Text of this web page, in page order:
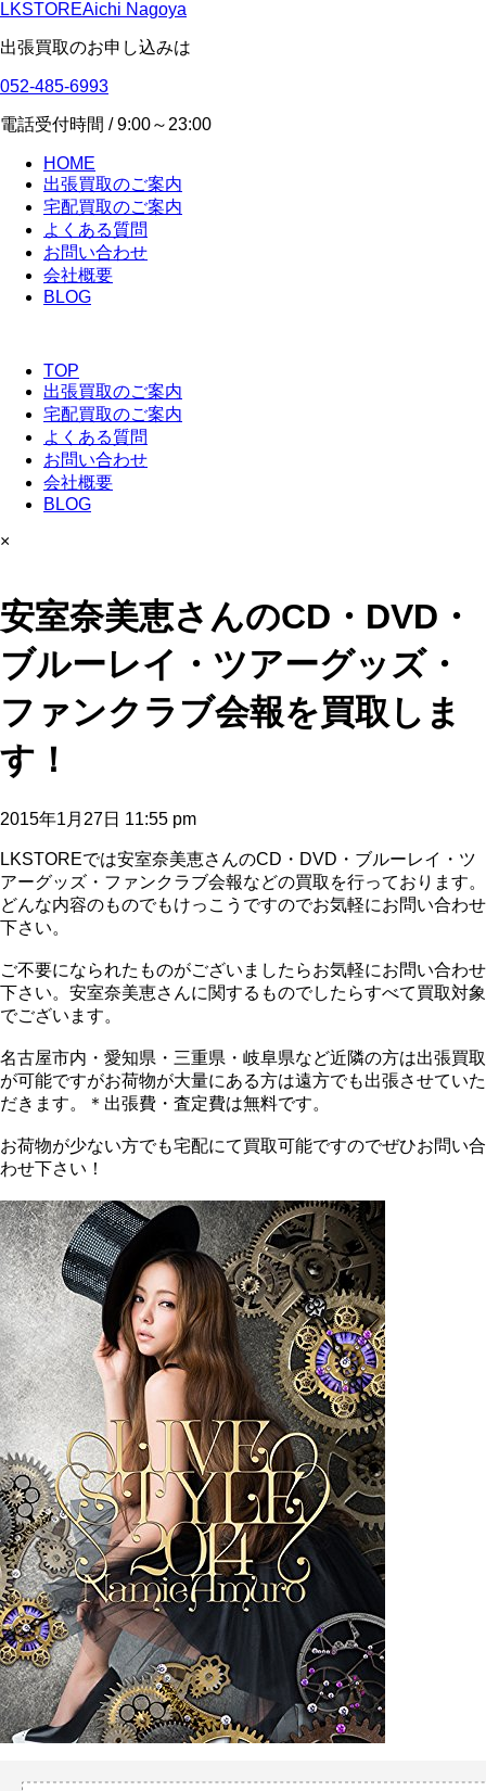
LKSTOREAichi Nagoya
出張買取のお申し込みは
052-485-6993
電話受付時間 / 9:00～23:00
HOME
出張買取のご案内
宅配買取のご案内
よくある質問
お問い合わせ
会社概要
BLOG
TOP
出張買取のご案内
宅配買取のご案内
よくある質問
お問い合わせ
会社概要
BLOG
×
安室奈美恵さんのCD・DVD・
ブルーレイ・ツアーグッズ・
ファンクラブ会報を買取しま
す！
2015年1月27日 11:55 pm
LKSTOREでは安室奈美恵さんのCD・DVD・ブルーレイ・ツ
アーグッズ・ファンクラブ会報などの買取を行っております。
どんな内容のものでもけっこうですのでお気軽にお問い合わせ
下さい。
ご不要になられたものがございましたらお気軽にお問い合わせ
下さい。安室奈美恵さんに関するものでしたらすべて買取対象
でございます。
名古屋市内・愛知県・三重県・岐阜県など近隣の方は出張買取
が可能ですがお荷物が大量にある方は遠方でも出張させていた
だきます。＊出張費・査定費は無料です。
お荷物が少ない方でも宅配にて買取可能ですのでぜひお問い合
わせ下さい！